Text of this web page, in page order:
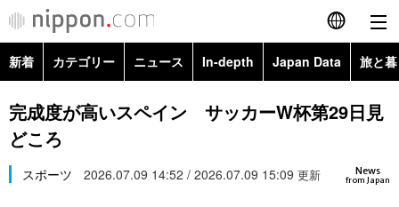
English
简体字
カテゴリー
新着 カテゴリー ニュース In-depth Japan Data 旅と
政治・外交
経済・ビジネス
Topics
完成度が高いスペイン サッカーW杯第29日見
どころ
News
from Japan
スポーツ 2026.07.09 14:52 / 2026.07.09 15:09 更新